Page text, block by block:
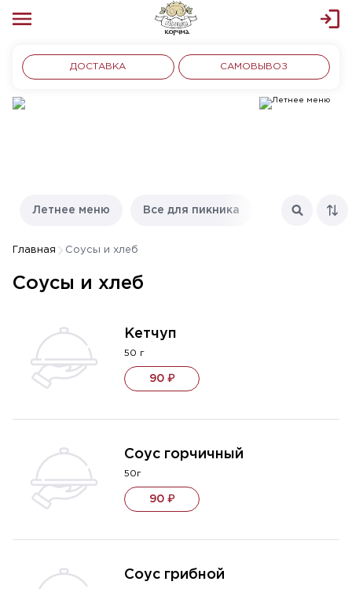
ДОСТАВКА САМОВЫВОЗ
Летнее меню Все для пикника С пылу с
Главная Соусы и хлеб
Соусы и хлеб
Кетчуп
50 г
90 ₽
Соус горчичный
50г
90 ₽
Соус грибной